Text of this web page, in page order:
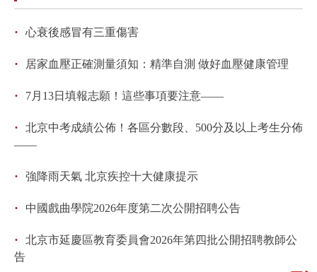
· 心衰後感冒有三重傷害
· 居家血壓正確測量須知：精準自測 做好血壓健康管理
· 7月13日填報志願！這些事項要注意——
·
北京中考成績公佈！各區分數段、500分及以上考生分佈
——
· 強降雨天氣 北京疾控十大健康提示
· 中國戲曲學院2026年度第二次公開招聘公告
·
北京市延慶區教育委員會2026年第四批公開招聘教師公
告